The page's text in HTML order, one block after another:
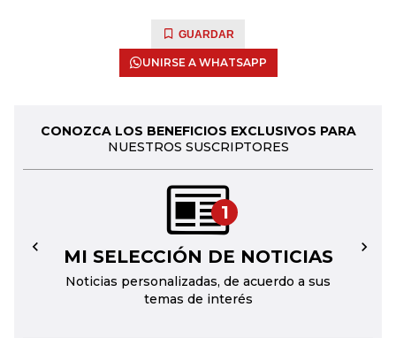
GUARDAR
UNIRSE A WHATSAPP
CONOZCA LOS BENEFICIOS EXCLUSIVOS PARA
NUESTROS SUSCRIPTORES
1
MI SELECCIÓN DE NOTICIAS
Noticias personalizadas, de acuerdo a sus
temas de interés
← →